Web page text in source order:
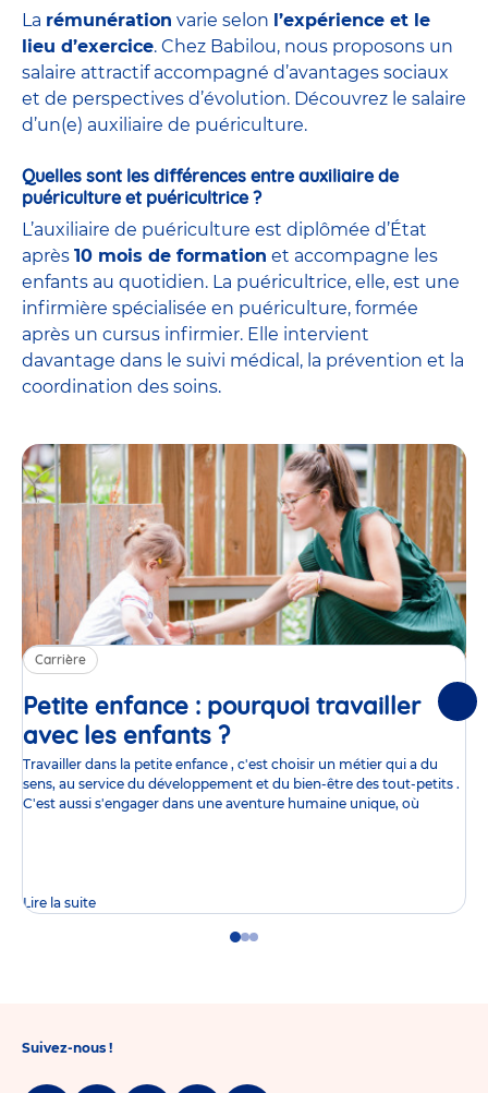
La rémunération varie selon l’expérience et le
lieu d’exercice. Chez Babilou, nous proposons un
salaire attractif accompagné d’avantages sociaux
et de perspectives d’évolution. Découvrez le salaire
d’un(e) auxiliaire de puériculture.
Quelles sont les différences entre auxiliaire de
puériculture et puéricultrice ?
L’auxiliaire de puériculture est diplômée d’État
après 10 mois de formation et accompagne les
enfants au quotidien. La puéricultrice, elle, est une
infirmière spécialisée en puériculture, formée
après un cursus infirmier. Elle intervient
davantage dans le suivi médical, la prévention et la
coordination des soins.
Carrière
Petite enfance : pourquoi travailler
avec les enfants ?Article
Travailler dans la petite enfance , c'est choisir un métier qui a du
sens, au service du développement et du bien-être des tout-petits .
C'est aussi s'engager dans une aventure humaine unique, où
Lire la suite
GoGoGo
Suivez-nous !